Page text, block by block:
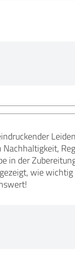
in der
wie